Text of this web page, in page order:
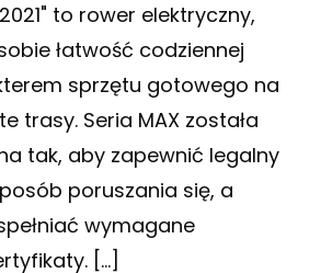
to rower elektryczny,
łatwość codziennej
sprzętu gotowego na
trasy. Seria MAX została
tak, aby zapewnić legalny
poruszania się, a
wymagane
[…]